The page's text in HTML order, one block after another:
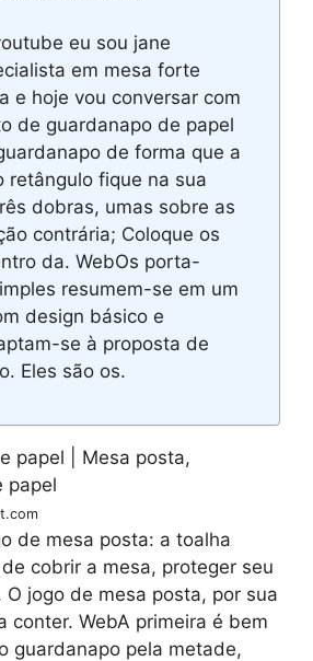
eu sou jane
em mesa forte
e hoje vou conversar com
de guardanapo de papel
de forma que a
retângulo fique na sua
dobras, umas sobre as
contrária; Coloque os
da. WebOs porta-
resumem-se em um
design básico e
se à proposta de
Eles são os.
de mesa posta: a toalha
cobrir a mesa, proteger seu
O jogo de mesa posta, por sua
conter. WebA primeira é bem
guardanapo pela metade,